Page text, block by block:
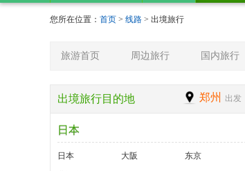
您所在位置： 首页 > 线路 > 出境旅行
旅游首页 周边旅行 国内旅行
出境旅行目的地 郑州 出发
日本
日本 大阪
东京